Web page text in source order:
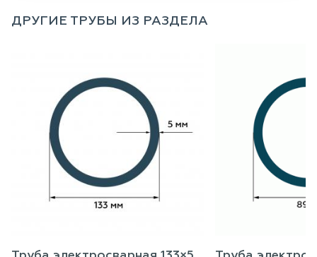
ДРУГИЕ ТРУБЫ ИЗ РАЗДЕЛА